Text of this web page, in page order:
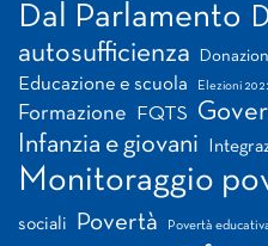
Dal Parlamento
autosufficienza
Educazione e scuola Elezioni
Formazione FQTS
Infanzia e giovani
Monitoraggio
sociali Povertà Povertà